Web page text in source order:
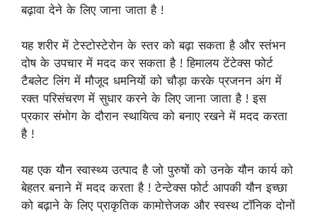
बढ़ावा देने के लिए जाना जाता है !
यह शरीर में टेस्टोस्टेरोन के स्तर को बढ़ा सकता है और स्तंभन
दोष के उपचार में मदद कर सकता है ! हिमालय टेंटेक्स फोर्ट
टैबलेट लिंग में मौजूद धमनियों को चौड़ा करके प्रजनन अंग में
रक्त परिसंचरण में सुधार करने के लिए जाना जाता है ! इस
प्रकार संभोग के दौरान स्थायित्व को बनाए रखने में मदद करता
है !
यह एक यौन स्वास्थ्य उत्पाद है जो पुरुषों को उनके यौन कार्य को
बेहतर बनाने में मदद करता है ! टेन्टेक्स फोर्ट आपकी यौन इच्छा
को बढ़ाने के लिए प्राकृतिक कामोत्तेजक और स्वस्थ टॉनिक दोनों